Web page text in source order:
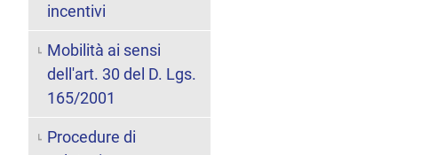
incentivi
Mobilità ai sensi
dell'art. 30 del D. Lgs.
165/2001
Procedure di